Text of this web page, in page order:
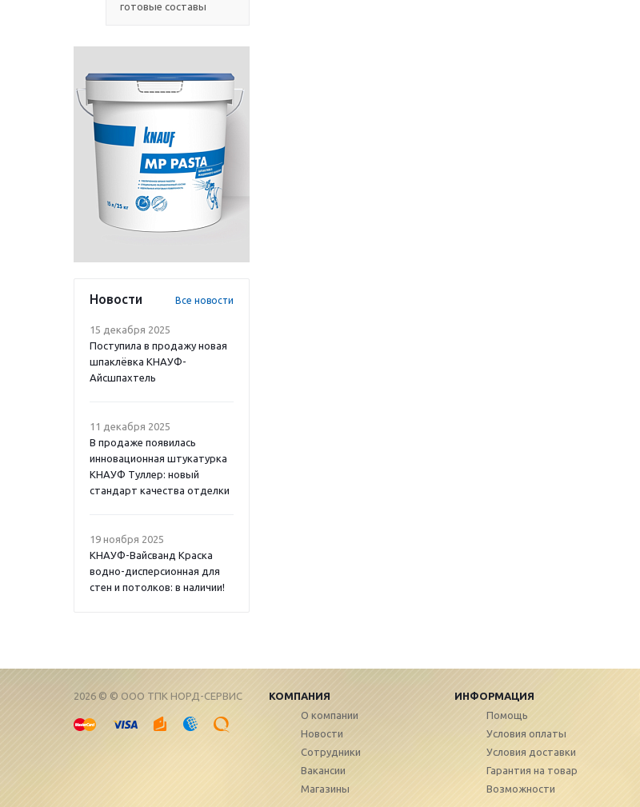
готовые составы
Новости Все новости
15 декабря 2025
Поступила в продажу новая
шпаклёвка КНАУФ-
Айсшпахтель
11 декабря 2025
В продаже появилась
инновационная штукатурка
КНАУФ Туллер: новый
стандарт качества отделки
19 ноября 2025
КНАУФ-Вайсванд Краска
водно-дисперсионная для
стен и потолков: в наличии!
2026 © © ООО ТПК НОРД-СЕРВИС КОМПАНИЯ ИНФОРМАЦИЯ
О компании
Новости
Сотрудники
Вакансии
Магазины
Помощь
Условия оплаты
Условия доставки
Гарантия на товар
Возможности